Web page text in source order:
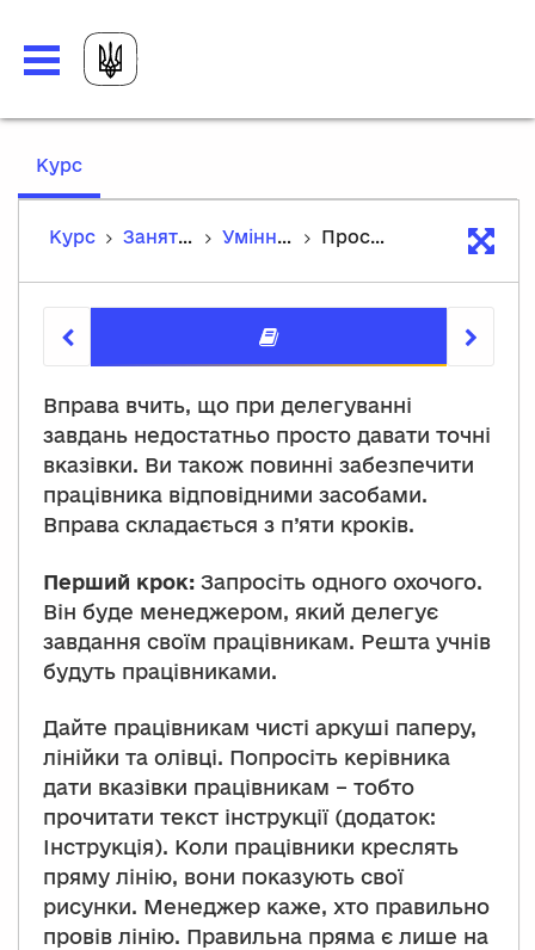
Курс,
Курс
Заняття та вправи з розвитку м'яких навичок Уміння делегувати завдання Просто пряма
Вправа вчить, що при делегуванні
завдань недостатньо просто давати точні
вказівки. Ви також повинні забезпечити
працівника відповідними засобами.
Вправа складається з п’яти кроків.
Перший крок: Запросіть одного охочого.
Він буде менеджером, який делегує
завдання своїм працівникам. Решта учнів
будуть працівниками.
Дайте працівникам чисті аркуші паперу,
лінійки та олівці. Попросіть керівника
дати вказівки працівникам – тобто
прочитати текст інструкції (додаток:
Інструкція). Коли працівники креслять
пряму лінію, вони показують свої
рисунки. Менеджер каже, хто правильно
провів лінію. Правильна пряма є лише на